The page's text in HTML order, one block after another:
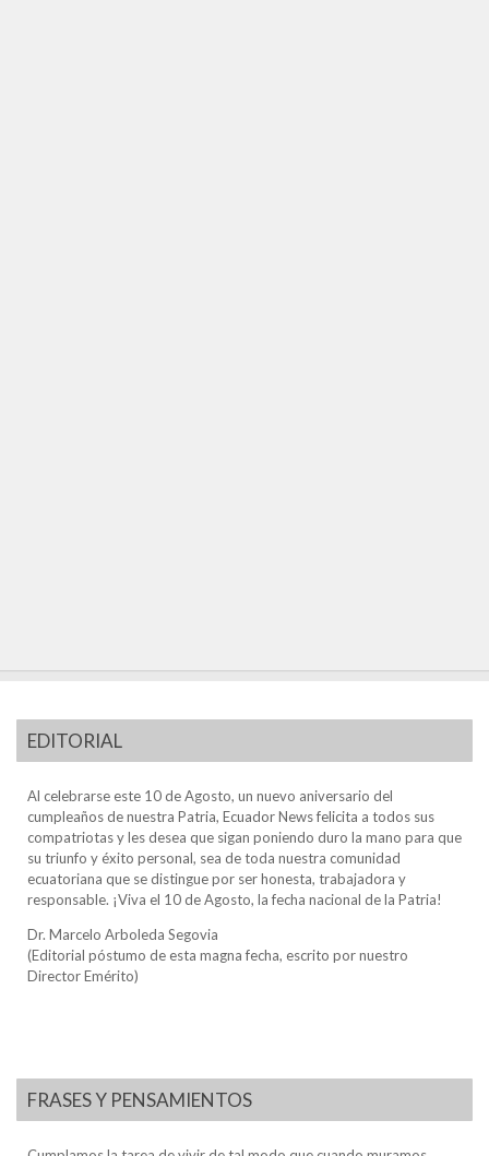
EDITORIAL
Al celebrarse este 10 de Agosto, un nuevo aniversario del
cumpleaños de nuestra Patria, Ecuador News felicita a todos sus
compatriotas y les desea que sigan poniendo duro la mano para que
su triunfo y éxito personal, sea de toda nuestra comunidad
ecuatoriana que se distingue por ser honesta, trabajadora y
responsable. ¡Viva el 10 de Agosto, la fecha nacional de la Patria!
Dr. Marcelo Arboleda Segovia
(Editorial póstumo de esta magna fecha, escrito por nuestro
Director Emérito)
FRASES Y PENSAMIENTOS